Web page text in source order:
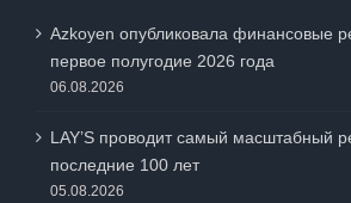
Azkoyen опубликовала финансовые
первое полугодие 2026 года
06.08.2026
LAY’S проводит самый масштабный
последние 100 лет
05.08.2026